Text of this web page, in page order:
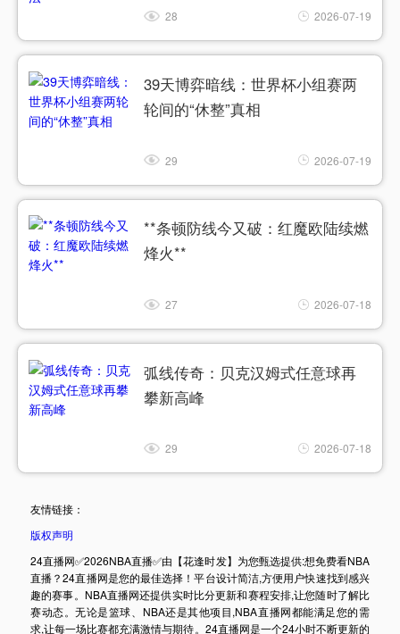
28 2026-07-19
39天博弈暗线：世界杯小组赛两
轮间的“休整”真相
29 2026-07-19
**条顿防线今又破：红魔欧陆续燃
烽火**
27 2026-07-18
弧线传奇：贝克汉姆式任意球再
攀新高峰
29 2026-07-18
友情链接：
版权声明
24直播网✅2026NBA直播✅由【花逢时发】为您甄选提供:想免费看NBA
直播？24直播网是您的最佳选择！平台设计简洁,方便用户快速找到感兴
趣的赛事。NBA直播网还提供实时比分更新和赛程安排,让您随时了解比
赛动态。无论是篮球、NBA还是其他项目,NBA直播网都能满足您的需
求,让每一场比赛都充满激情与期待。24直播网是一个24小时不断更新的